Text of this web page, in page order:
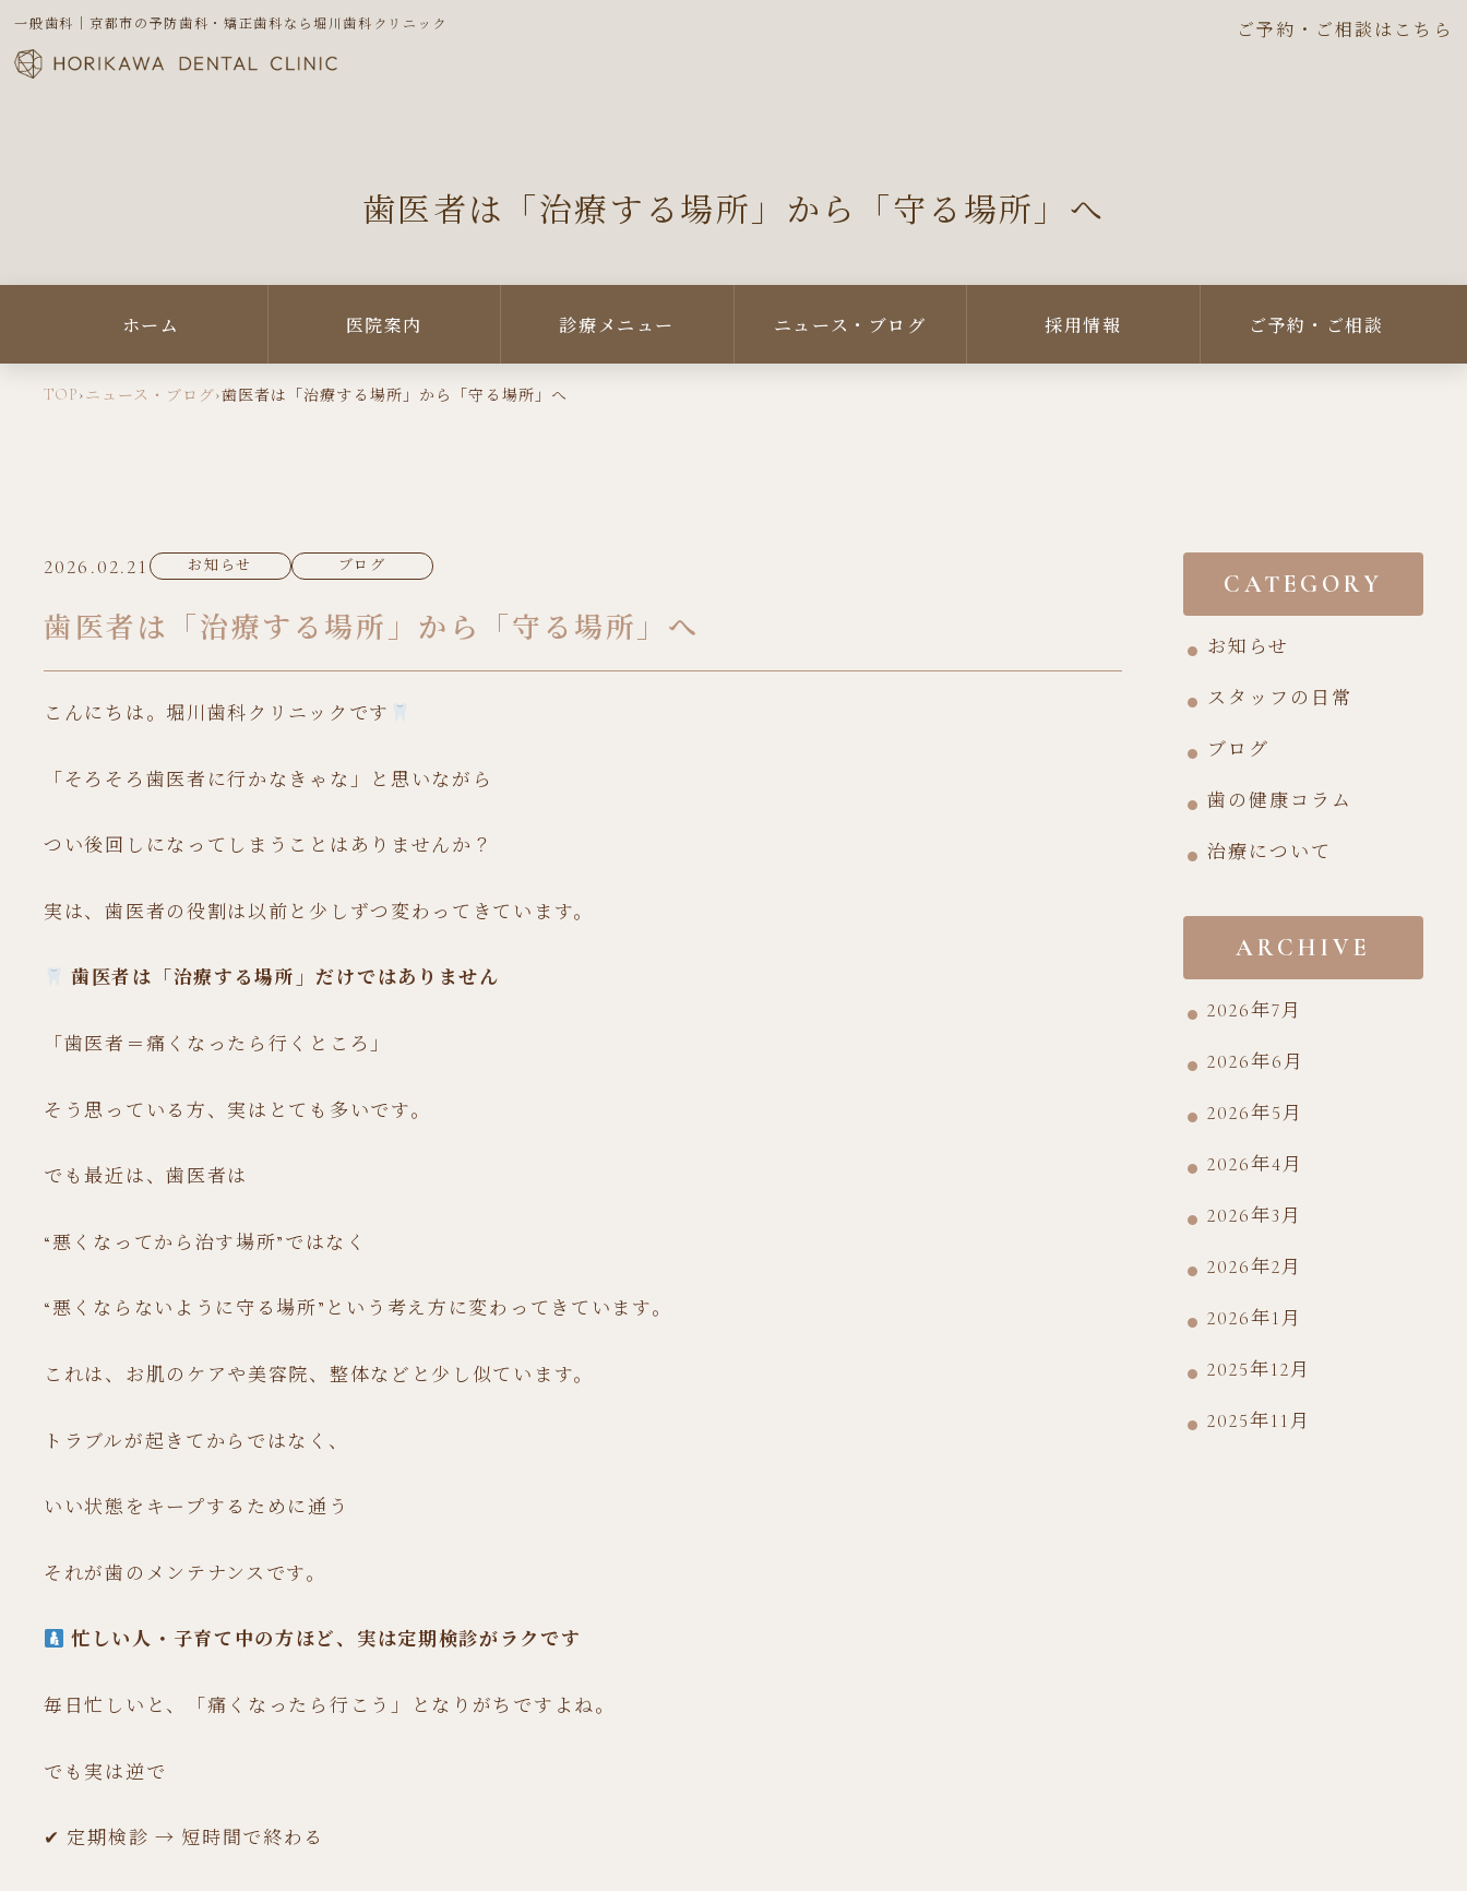
一般歯科｜京都市の予防歯科・矯正歯科なら堀川歯科クリニック ご予約・ご相談はこちら
歯医者は「治療する場所」から「守る場所」へ
ホーム 医院案内 診療メニュー ニュース・ブログ 採用情報 ご予約・ご相談
TOP›ニュース・ブログ›歯医者は「治療する場所」から「守る場所」へ
2026.02.21 お知らせ ブログ
歯医者は「治療する場所」から「守る場所」へ
こんにちは。堀川歯科クリニックです
「そろそろ歯医者に行かなきゃな」と思いながら
つい後回しになってしまうことはありませんか？
実は、歯医者の役割は以前と少しずつ変わってきています。
歯医者は「治療する場所」だけではありません
「歯医者＝痛くなったら行くところ」
そう思っている方、実はとても多いです。
でも最近は、歯医者は
“悪くなってから治す場所”ではなく
“悪くならないように守る場所”という考え方に変わってきています。
これは、お肌のケアや美容院、整体などと少し似ています。
トラブルが起きてからではなく、
いい状態をキープするために通う
それが歯のメンテナンスです。
忙しい人・子育て中の方ほど、実は定期検診がラクです
毎日忙しいと、「痛くなったら行こう」となりがちですよね。
でも実は逆で
✔ 定期検診 → 短時間で終わる
CATEGORY
お知らせ
スタッフの日常
ブログ
歯の健康コラム
治療について
ARCHIVE
2026年7月
2026年6月
2026年5月
2026年4月
2026年3月
2026年2月
2026年1月
2025年12月
2025年11月